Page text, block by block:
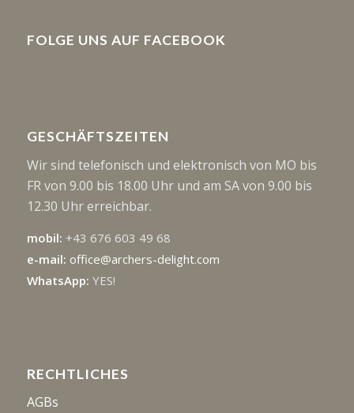
FOLGE UNS AUF FACEBOOK
GESCHÄFTSZEITEN
Wir sind telefonisch und elektronisch von MO bis
FR von 9.00 bis 18.00 Uhr und am SA von 9.00 bis
12.30 Uhr erreichbar.
mobil: +43 676 603 49 68
e-mail: office@archers-delight.com
WhatsApp: YES!
RECHTLICHES
AGBs